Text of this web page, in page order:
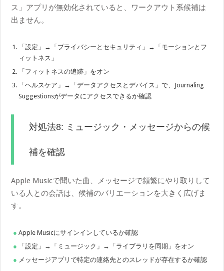
ス」アプリが無効化されていると、ワークアウト系候補は
出ません。
「設定」→「プライバシーとセキュリティ」→「モーションとフ
ィットネス」
「フィットネスの追跡」をオン
「ヘルスケア」→「データアクセスとデバイス」で、Journaling
Suggestionsがデータにアクセスできるか確認
対処法8: ミュージック・メッセージからの候
補を確認
Apple Musicで聞いた曲、メッセージで頻繁にやり取りして
いる人との会話は、候補のバリエーションを大きく広げま
す。
Apple Musicにサインインしているか確認
「設定」→「ミュージック」→「ライブラリを同期」をオン
メッセージアプリで特定の連絡先とのスレッドが存在するか確認